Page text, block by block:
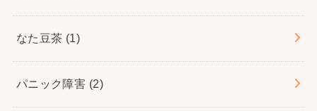
なた豆茶 (1)
パニック障害 (2)